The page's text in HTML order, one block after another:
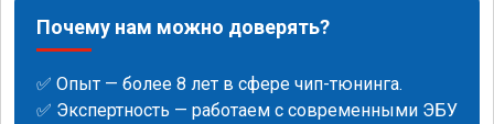
Почему нам можно доверять?
✅ Опыт — более 8 лет в сфере чип-тюнинга.
✅ Экспертность — работаем с современными ЭБУ